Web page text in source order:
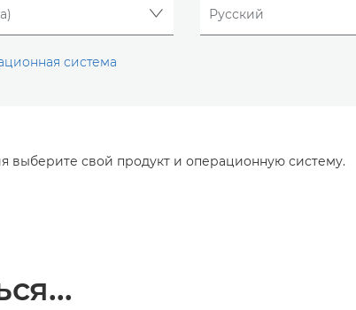
система
выберите свой продукт и операционную систему.